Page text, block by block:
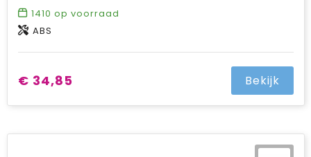
1410 op voorraad
ABS
€ 34,85 Bekijk